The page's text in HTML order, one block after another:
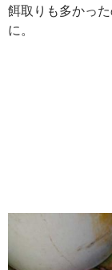
餌取りも多かっ
に。